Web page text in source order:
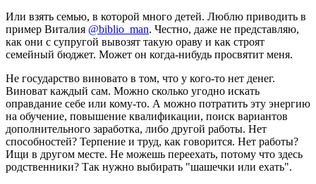
Или взять семью, в которой много детей. Люблю приводить в
пример Виталия @biblio_man. Честно, даже не представляю,
как они с супругой вывозят такую ораву и как строят
семейный бюджет. Может он когда-нибудь просвятит меня.
Не государство виновато в том, что у кого-то нет денег.
Виноват каждый сам. Можно сколько угодно искать
оправдание себе или кому-то. А можно потратить эту энергию
на обучение, повышение квалификации, поиск вариантов
дополнительного заработка, либо другой работы. Нет
способностей? Терпение и труд, как говорится. Нет работы?
Ищи в другом месте. Не можешь переехать, потому что здесь
родственники? Так нужно выбирать "шашечки или ехать".